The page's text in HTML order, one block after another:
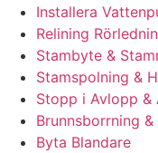
Installera
Relining
Stambyte &
Stamspolning &
Stopp i Avlopp &
Brunnsborrning
Byta Blandare